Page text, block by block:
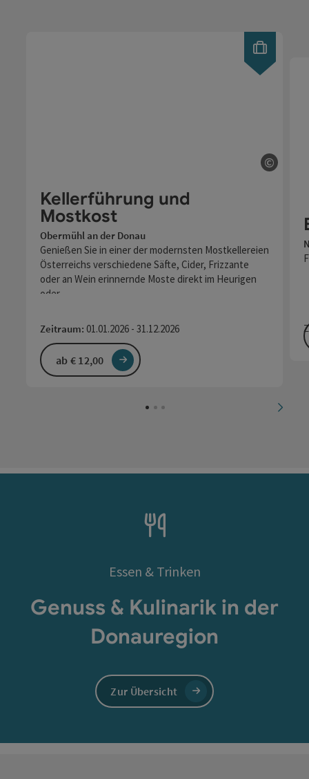
©
Kellerführung und
Mostkost
Obermühl an der Donau
Genießen Sie in einer der modernsten Mostkellereien
Österreichs verschiedene Säfte, Cider, Frizzante
oder an Wein erinnernde Moste direkt im Heurigen
oder…
Zeitraum: 01.01.2026 - 31.12.2026
ab € 12,00
Essen & Trinken
Genuss & Kulinarik in der
Donauregion
Zur Übersicht